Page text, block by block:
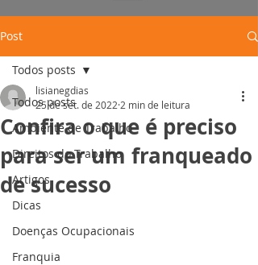
Post
Todos posts
Ambiente de Trabalho
Direitos do Trabalho
Artigos
Dicas
Doenças Ocupacionais
Franquia
Todos posts
Confira o que é preciso
para ser um franqueado
de sucesso
lisianegdias
25 de set. de 2022 2 min de leitura